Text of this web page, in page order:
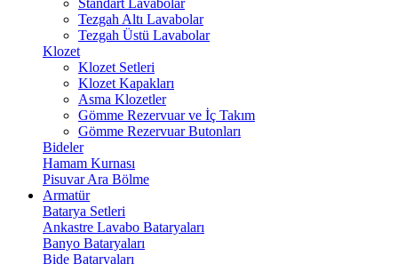
Standart Lavabolar
Tezgah Altı Lavabolar
Tezgah Üstü Lavabolar
Klozet
Klozet Setleri
Klozet Kapakları
Asma Klozetler
Gömme Rezervuar ve İç Takım
Gömme Rezervuar Butonları
Bideler
Hamam Kurnası
Pisuvar Ara Bölme
Armatür
Batarya Setleri
Ankastre Lavabo Bataryaları
Banyo Bataryaları
Bide Bataryaları